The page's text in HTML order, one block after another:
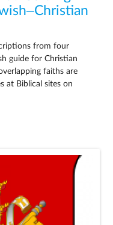
from four
guide for Christian
faiths are
at Biblical sites on